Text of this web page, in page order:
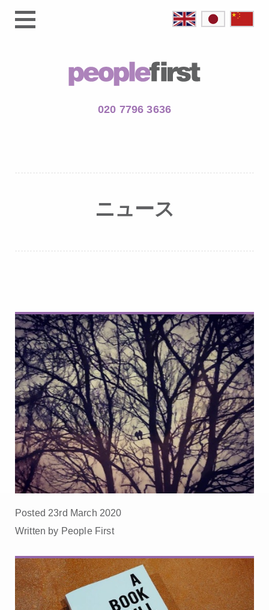
020 7796 3636
ニュース
Posted 23rd March 2020
Written by People First